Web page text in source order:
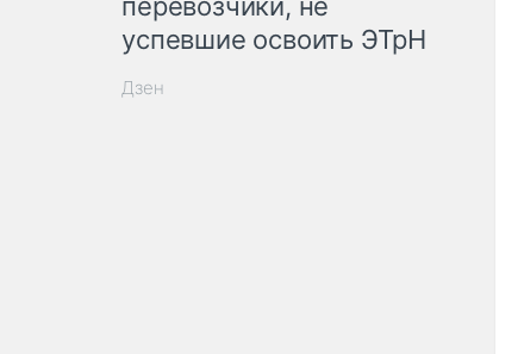
успевшие освоить ЭТрН
Дзен